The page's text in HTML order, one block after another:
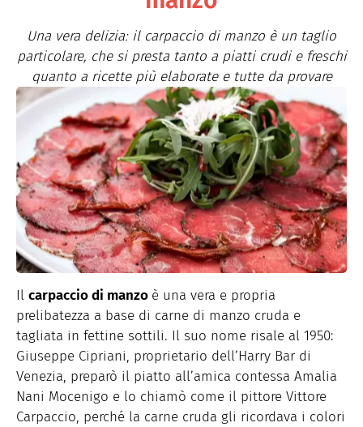
Una vera delizia: il carpaccio di manzo è un taglio
particolare, che si presta tanto a piatti crudi e freschi
quanto a ricette più elaborate e tutte da provare
Il carpaccio di manzo è una vera e propria
prelibatezza a base di carne di manzo cruda e
tagliata in fettine sottili. Il suo nome risale al 1950:
Giuseppe Cipriani, proprietario dell’Harry Bar di
Venezia, preparò il piatto all’amica contessa Amalia
Nani Mocenigo e lo chiamò come il pittore Vittore
Carpaccio, perché la carne cruda gli ricordava i colori